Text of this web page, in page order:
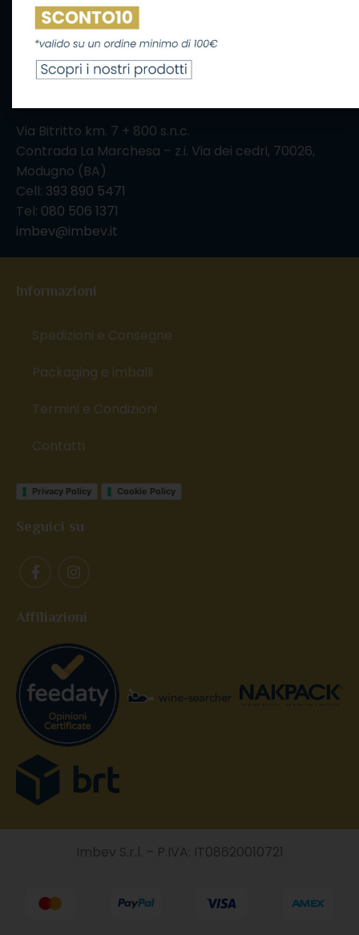
IL CONSUMO ECCESSIVO DI ALCOL NUOCE ALLA
Via Bitritto km. 7 + 800 s.n.c.
Contrada La Marchesa – z.i. Via dei cedri, 70026,
Modugno (BA)
Cell: 393 890 5471
Tel: 080 506 1371
imbev@imbev.it
Informazioni
Spedizioni e Consegne
Packaging e imballi
Termini e Condizioni
Contatti
Privacy Policy Cookie Policy
Seguici su
Affiliazioni
Imbev S.r.l. – P.IVA: IT08620010721